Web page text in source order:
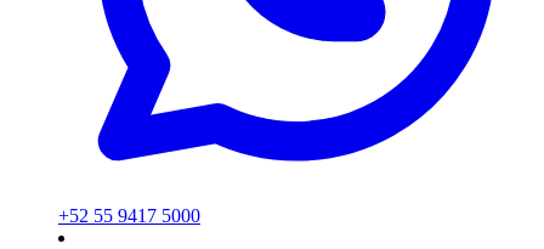
+52 55 9417 5000